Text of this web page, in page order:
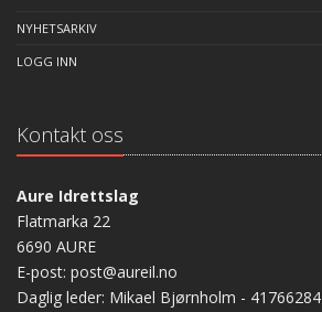
NYHETSARKIV
LOGG INN
Kontakt oss
Aure Idrettslag
Flatmarka 22
6690 AURE
E-post: post@aureil.no
Daglig leder: Mikael Bjørnholm - 41766284